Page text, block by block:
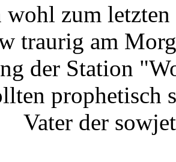
zum letzten
traurig am
der Station
prophetisch
Vater der